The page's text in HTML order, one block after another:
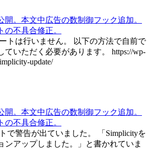
開。本文中広告の数制御フック追加。
の不具合修正。
トは行いません。 以下の方法で自前で
ていただく必要があります。 https://wp-
update/
開。本文中広告の数制御フック追加。
の不具合修正。
で警告が出ていました。 「Simplicityを
ンアップしました。」と書かれていま